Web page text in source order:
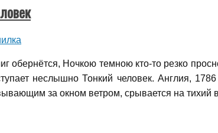
обернётся, Ночкою темною кто-то резко
неслышно Тонкий человек. Англия,
за окном ветром, срывается на тихий